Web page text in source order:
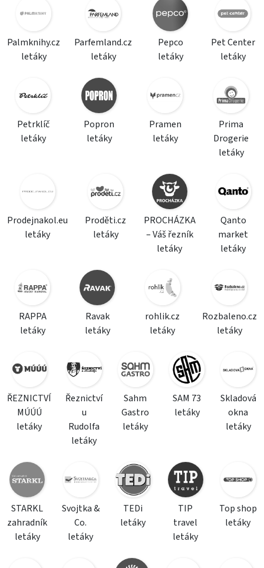
Palmknihy.cz
letáky
Parfemland.cz
letáky
Pepco
letáky
Pet Center
letáky
Petrklíč
letáky
Popron
letáky
Pramen
letáky
Prima
Drogerie
letáky
Prodejnakol.eu
letáky
Proděti.cz
letáky
PROCHÁZKA
– Váš řezník
letáky
Qanto
market
letáky
RAPPA
letáky
Ravak
letáky
rohlik.cz
letáky
Rozbaleno.cz
letáky
ŘEZNICTVÍ
MÚÚÚ
letáky
Řeznictví
u
Rudolfa
letáky
Sahm
Gastro
letáky
SAM 73
letáky
Skladová
okna
letáky
STARKL
zahradník
letáky
Svojtka &
Co.
letáky
TEDi
letáky
TIP
travel
letáky
Top shop
letáky